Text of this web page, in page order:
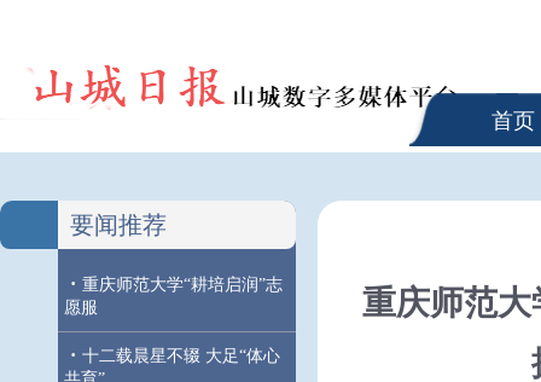
首页
要闻推荐
· 重庆师范大学“耕培启润”志
愿服
· 十二载晨星不辍 大足“体心
重庆师范大